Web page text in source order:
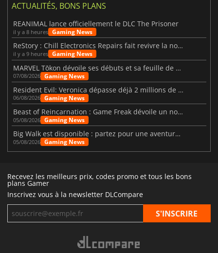
ACTUALITÉS, BONS PLANS
REANIMAL lance officiellement le DLC The Prisoner
il y a 8 heures Gaming News
ReStory : Chill Electronics Repairs fait revivre la nostalgie des années 2000
il y a 9 heures Gaming News
MARVEL Tōkon dévoile ses débuts et sa feuille de route
07/08/2026 Gaming News
Resident Evil: Veronica dépasse déjà 2 millions de wishlists
06/08/2026 Gaming News
Beast of Reincarnation : Game Freak dévoile un nouveau pari
05/08/2026 Gaming News
Big Walk est disponible : partez pour une aventure entre amis
05/08/2026 Gaming News
Recevez les meilleurs prix, codes promo et tous les bons
plans Gamer
Inscrivez vous à la newsletter DLCompare